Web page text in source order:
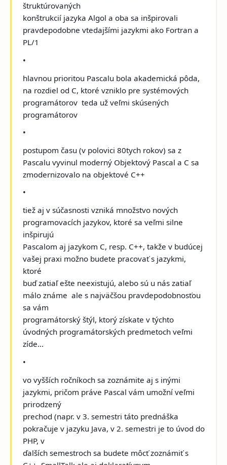
štruktúrovaných
konštrukcií jazyka Algol a oba sa inšpirovali
pravdepodobne vtedajšími jazykmi ako Fortran a
PL/1
•
hlavnou prioritou Pascalu bola akademická pôda,
na rozdiel od C, ktoré vzniklo pre systémových
programátorov ­ teda už veľmi skúsených
programátorov
•
postupom času (v polovici 80­tych rokov) sa z
Pascalu vyvinul moderný Objektový Pascal a C sa
zmodernizovalo na objektové C++
•
tiež aj v súčasnosti vzniká množstvo nových
programovacích jazykov, ktoré sa veľmi silne
inšpirujú
Pascalom aj jazykom C, resp. C++, takže v budúcej
vašej praxi možno budete pracovať s jazykmi,
ktoré
buď zatiaľ ešte neexistujú, alebo sú u nás zatiaľ
málo známe ­ ale s najväčšou pravdepodobnosťou
sa vám
programátorský štýl, ktorý získate v týchto
úvodných programátorských predmetoch veľmi
zíde...
•
vo vyšších ročníkoch sa zoznámite aj s inými
jazykmi, pričom práve Pascal vám umožní veľmi
prirodzený
prechod (napr. v 3. semestri táto prednáška
pokračuje v jazyku Java, v 2. semestri je to úvod do
PHP, v
ďalších semestroch sa budete môcť zoznámiť s